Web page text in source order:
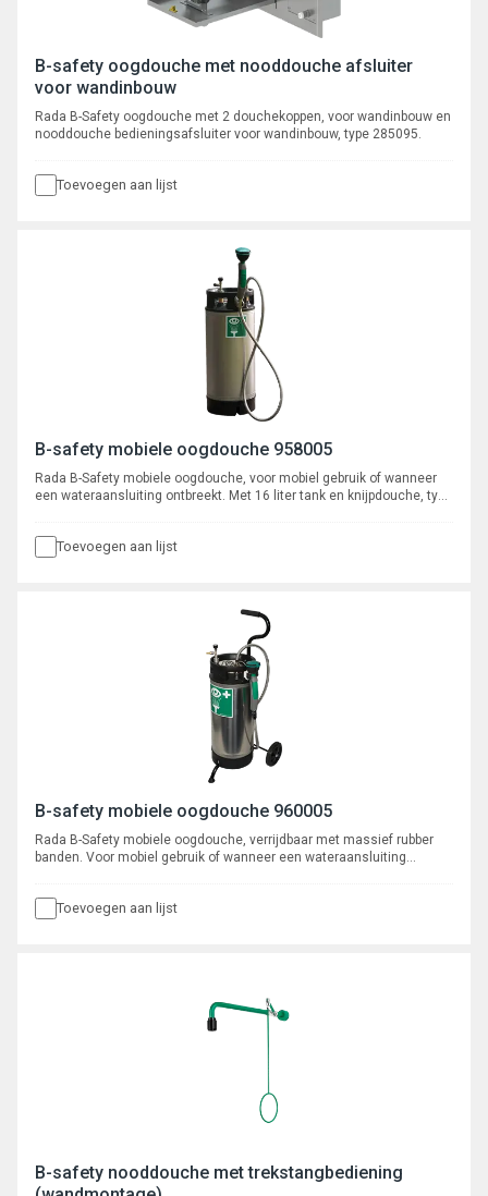
B-safety oogdouche met nooddouche afsluiter
voor wandinbouw
Rada B-Safety oogdouche met 2 douchekoppen, voor wandinbouw en
nooddouche bedieningsafsluiter voor wandinbouw, type 285095.
Toevoegen aan lijst
B-safety mobiele oogdouche 958005
Rada B-Safety mobiele oogdouche, voor mobiel gebruik of wanneer
een wateraansluiting ontbreekt. Met 16 liter tank en knijpdouche, type
Toevoegen aan lijst
B-safety mobiele oogdouche 960005
Rada B-Safety mobiele oogdouche, verrijdbaar met massief rubber
banden. Voor mobiel gebruik of wanneer een wateraansluiting
Toevoegen aan lijst
B-safety nooddouche met trekstangbediening